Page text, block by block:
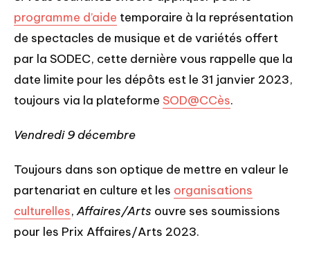
programme d’aide temporaire à la représentation
de spectacles de musique et de variétés offert
par la SODEC, cette dernière vous rappelle que la
date limite pour les dépôts est le 31 janvier 2023,
toujours via la plateforme SOD@CCès.
Vendredi 9 décembre
Toujours dans son optique de mettre en valeur le
partenariat en culture et les organisations
culturelles,Affaires/Arts ouvre ses soumissions
pour les Prix Affaires/Arts 2023.